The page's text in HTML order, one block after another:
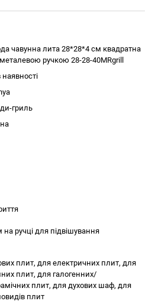
чавунна лита 28*28*4 см квадратна
ручкою 28-28-40MRgrill
гриль
на ручці для підвішування
плит, для електричних плит, для
плит, для галогенних/
плит, для духових шаф, для
плит